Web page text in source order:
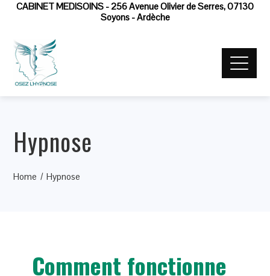
CABINET MEDISOINS - 256 Avenue Olivier de Serres, 07130
Soyons - Ardèche
Hypnose
Home Hypnose
Comment fonctionne